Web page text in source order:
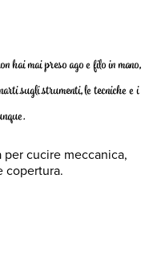
hai mai preso ago e filo in mano,
sugli strumenti, le tecniche e i
cucire meccanica,
copertura.